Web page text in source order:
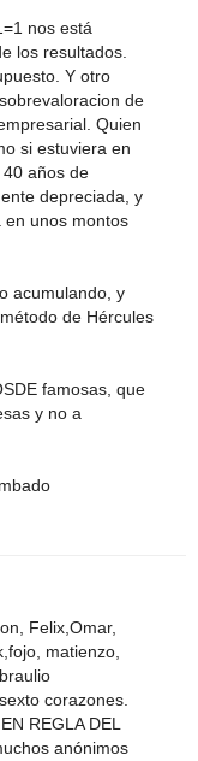
nos está
los resultados.
Y otro
de
Quien
si estuviera en
años de
depreciada, y
en unos montos
acumulando, y
de Hércules
famosas, que
y no a
Felix,Omar,
matienzo,
corazones.
REGLA DEL
anónimos